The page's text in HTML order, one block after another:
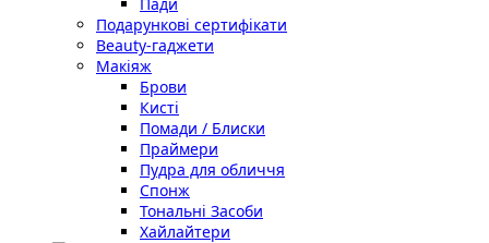
Подарункові сертифікати
Beauty-гаджети
Макіяж
Брови
Кисті
Помади / Блиски
Праймери
Пудра для обличчя
Спонж
Тональні Засоби
Хайлайтери